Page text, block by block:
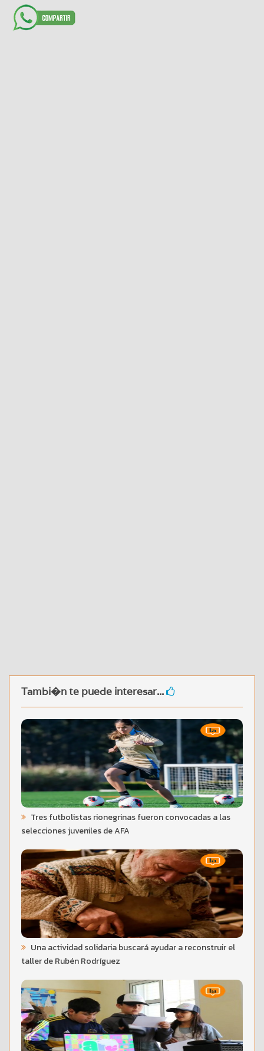
Tambi�n te puede interesar...
Tres futbolistas rionegrinas fueron convocadas a las
selecciones juveniles de AFA
Una actividad solidaria buscará ayudar a reconstruir el
taller de Rubén Rodríguez